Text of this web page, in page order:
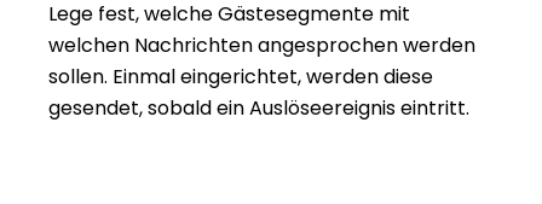
Lege fest, welche Gästesegmente mit
welchen Nachrichten angesprochen werden
sollen. Einmal eingerichtet, werden diese
gesendet, sobald ein Auslöseereignis eintritt.